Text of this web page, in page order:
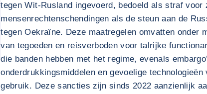
tegen Wit-Rusland ingevoerd, bedoeld als straf voor
mensenrechtenschendingen als de steun aan de
tegen Oekraïne. Deze maatregelen omvatten onder
van tegoeden en reisverboden voor talrijke
die banden hebben met het regime, evenals
onderdrukkingsmiddelen en gevoelige technologieën
gebruik. Deze sancties zijn sinds 2022 aanzienlijk